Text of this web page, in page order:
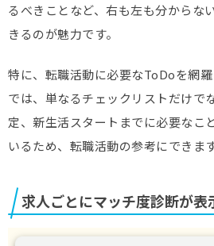
るべきことなど、右も左も分からな
きるのが魅力です。
特に、転職活動に必要なToDoを網羅
では、単なるチェックリストだけで
定、新生活スタートまでに必要なこ
いるため、転職活動の参考にできます
求人ごとにマッチ度診断が表